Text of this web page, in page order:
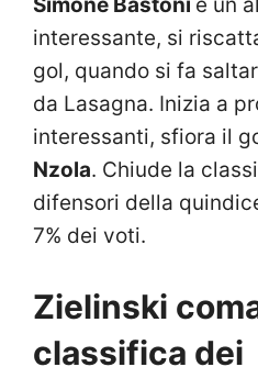
interessante, si
gol, quando si fa
da Lasagna. Inizia a
interessanti, sfiora il
Nzola. Chiude la
difensori della
7% dei voti.
Zielinski
classifica dei